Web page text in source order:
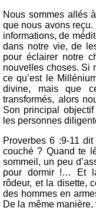
Nous sommes allés
que nous avons reçu.
informations, de
dans notre vie, de
pour éclairer notre
nouvelles choses. Si
ce qu’est le
divine, mais que
transformés, alors
Son principal
les personnes
Proverbes 6 :9-11
couché ? Quand te
sommeil, un peu
pour dormir !… Et
rôdeur, et la disette,
des hommes en
De la même